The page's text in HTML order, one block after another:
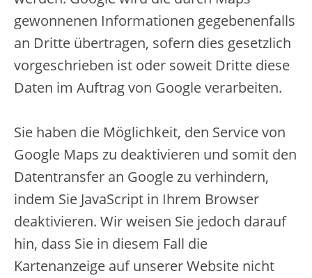
gewonnenen Informationen gegebenenfalls
an Dritte übertragen, sofern dies gesetzlich
vorgeschrieben ist oder soweit Dritte diese
Daten im Auftrag von Google verarbeiten.
Sie haben die Möglichkeit, den Service von
Google Maps zu deaktivieren und somit den
Datentransfer an Google zu verhindern,
indem Sie JavaScript in Ihrem Browser
deaktivieren. Wir weisen Sie jedoch darauf
hin, dass Sie in diesem Fall die
Kartenanzeige auf unserer Website nicht